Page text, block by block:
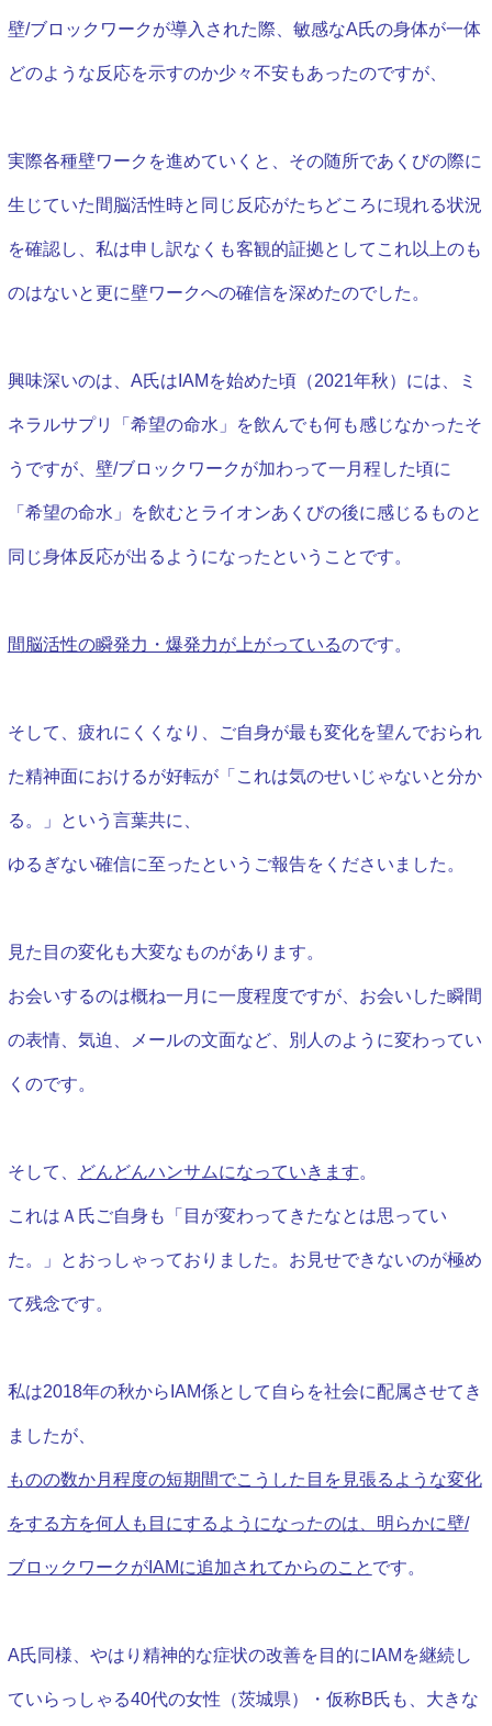
壁/ブロックワークが導入された際、敏感なA氏の身体が一体
どのような反応を示すのか少々不安もあったのですが、
実際各種壁ワークを進めていくと、その随所であくびの際に
生じていた間脳活性時と同じ反応がたちどころに現れる状況
を確認し、私は申し訳なくも客観的証拠としてこれ以上のも
のはないと更に壁ワークへの確信を深めたのでした。
興味深いのは、A氏はIAMを始めた頃（2021年秋）には、ミ
ネラルサプリ「希望の命水」を飲んでも何も感じなかったそ
うですが、壁/ブロックワークが加わって一月程した頃に
「希望の命水」を飲むとライオンあくびの後に感じるものと
同じ身体反応が出るようになったということです。
間脳活性の瞬発力・爆発力が上がっているのです。
そして、疲れにくくなり、ご自身が最も変化を望んでおられ
た精神面におけるが好転が「これは気のせいじゃないと分か
る。」という言葉共に、
ゆるぎない確信に至ったというご報告をくださいました。
見た目の変化も大変なものがあります。
お会いするのは概ね一月に一度程度ですが、 お会いした瞬間
の表情、気迫、メールの文面など、別人のように変わってい
くのです。
そして、 どんどんハンサムになっていきます。
これはＡ氏ご自身も「目が変わってきたなとは思ってい
た。」とおっしゃっておりました。お見せできないのが極め
て残念です。
私は2018年の秋からIAM係として自らを社会に配属させてき
ましたが、
ものの数か月程度の短期間でこうした目を見張るような変化
をする方を何人も目にするようになったのは、明らかに壁/
ブロックワークがIAMに追加されてからのこと です。
A氏同様、やはり精神的な症状の改善を目的にIAMを継続し
ていらっしゃる40代の女性（茨城県）・仮称B氏も、大きな